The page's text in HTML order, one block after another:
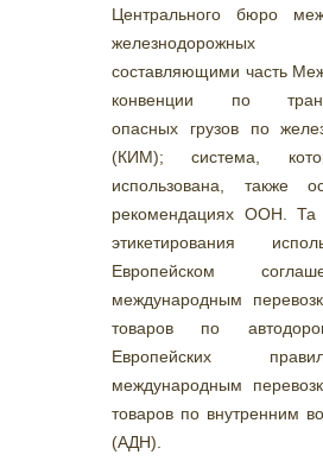
Центрального бюро
железнодорожных
составляющими часть
конвенции по
опасных грузов по
(КИМ); система,
использована, также
рекомендациях ООН. Та
этикетирования
Европейском
международным
товаров по
Европейских
международным
товаров по внутренним
(АДН).